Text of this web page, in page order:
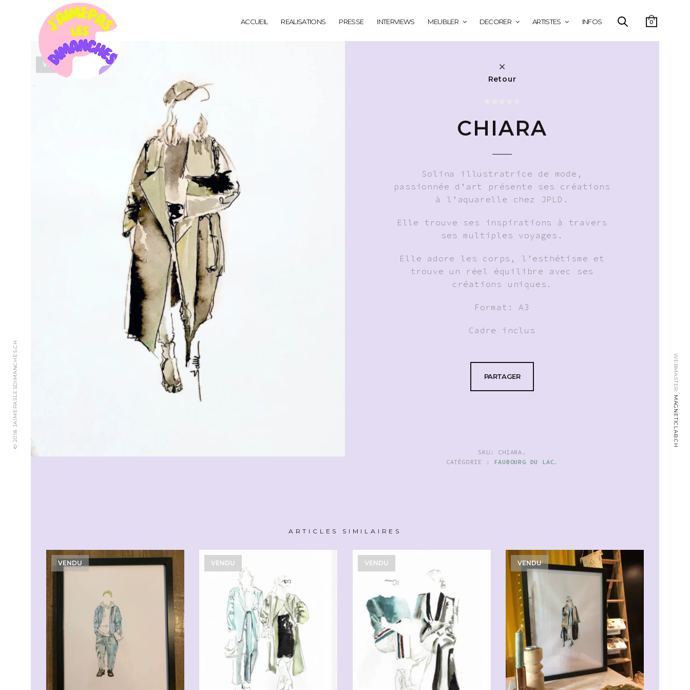
ACCUEIL REALISATIONS PRESSE INTERVIEWS MEUBLER DECORER ARTISTES INFOS 0
© 2018 JAIMEPASLESDIMANCHES.CH WEBMASTER:
MAGNETICLAB.CH
VENDU
Retour
CHIARA
Solina illustratrice de mode,
passionnée d’art présente ses créations
à l’aquarelle chez JPLD.
Elle trouve ses inspirations à travers
ses multiples voyages.
Elle adore les corps, l’esthétisme et
trouve un réel équilibre avec ses
créations uniques.
Format: A3
Cadre inclus
PARTAGER
SKU: CHIARA .
CATÉGORIE : FAUBOURG DU LAC.
ARTICLES SIMILAIRES
VENDU VENDU VENDU VENDU